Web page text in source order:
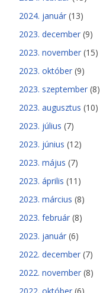
2024. január (13)
2023. december (9)
2023. november (15)
2023. október (9)
2023. szeptember (8)
2023. augusztus (10)
2023. július (7)
2023. június (12)
2023. május (7)
2023. április (11)
2023. március (8)
2023. február (8)
2023. január (6)
2022. december (7)
2022. november (8)